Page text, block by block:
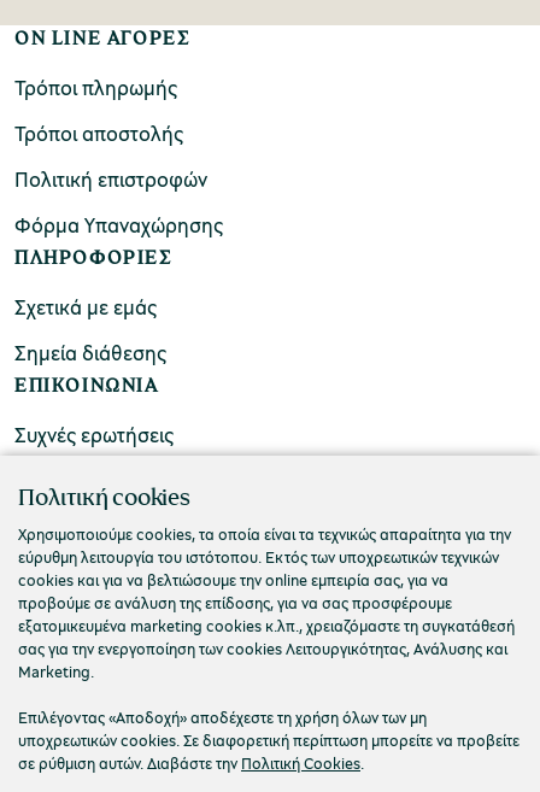
ON LINE ΑΓΟΡΕΣ
Τρόποι πληρωμής
Τρόποι αποστολής
Πολιτική επιστροφών
Φόρμα Υπαναχώρησης
ΠΛΗΡΟΦΟΡΙΕΣ
Σχετικά με εμάς
Σημεία διάθεσης
ΕΠΙΚΟΙΝΩΝΙΑ
Συχνές ερωτήσεις
Επικοινωνήστε μαζί μας
Πολιτική cookies
Χρησιμοποιούμε cookies, τα οποία είναι τα τεχνικώς απαραίτητα για την
εύρυθμη λειτουργία του ιστότοπου. Εκτός των υποχρεωτικών τεχνικών
cookies και για να βελτιώσουμε την online εμπειρία σας, για να
προβούμε σε ανάλυση της επίδοσης, για να σας προσφέρουμε
εξατομικευμένα marketing cookies κ.λπ., χρειαζόμαστε τη συγκατάθεσή
σας για την ενεργοποίηση των cookies Λειτουργικότητας, Ανάλυσης και
Marketing.
Επιλέγοντας «Αποδοχή» αποδέχεστε τη χρήση όλων των μη
υποχρεωτικών cookies. Σε διαφορετική περίπτωση μπορείτε να προβείτε
σε ρύθμιση αυτών. Διαβάστε την Πολιτική Cookies.